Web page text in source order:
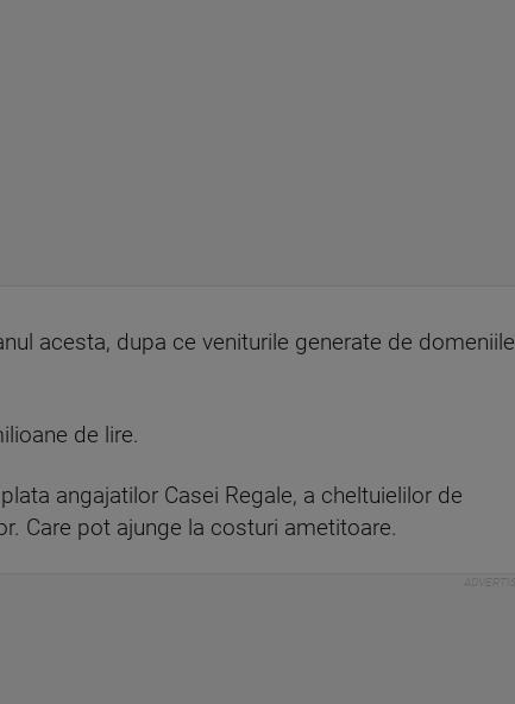
acesta, dupa ce veniturile generate de domeniile
de lire.
angajatilor Casei Regale, a cheltuielilor de
Care pot ajunge la costuri ametitoare.